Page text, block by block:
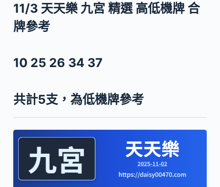
11/3 天天樂 九宮 精選 高低機牌 合
牌參考
10 25 26 34 37
共計5支，為低機牌參考